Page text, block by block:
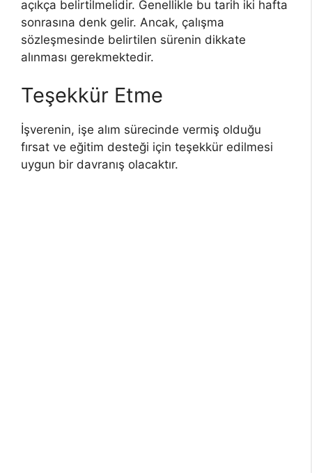
açıkça belirtilmelidir. Genellikle bu tarih iki hafta
sonrasına denk gelir. Ancak, çalışma
sözleşmesinde belirtilen sürenin dikkate
alınması gerekmektedir.
Teşekkür Etme
İşverenin, işe alım sürecinde vermiş olduğu
fırsat ve eğitim desteği için teşekkür edilmesi
uygun bir davranış olacaktır.